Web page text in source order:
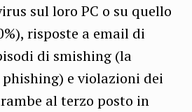
sul loro PC o su quello
risposte a email di
di smishing (la
e violazioni dei
al terzo posto in